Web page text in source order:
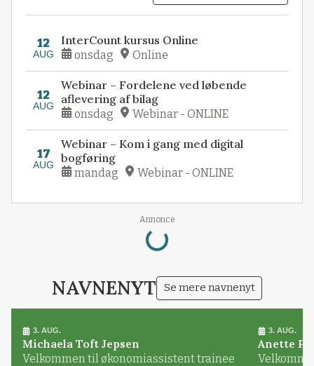
12
AUG
InterCount kursus Online
onsdag Online
12
AUG
Webinar – Fordelene ved løbende
aflevering af bilag
onsdag Webinar - ONLINE
17
AUG
Webinar – Kom i gang med digital
bogføring
mandag Webinar - ONLINE
Annonce
Loading...
NAVNENYT Se mere navnenyt
3. AUG.
Michaela Toft Jepsen
Velkommen til økonomiassistent trainee
3. AUG.
Anette